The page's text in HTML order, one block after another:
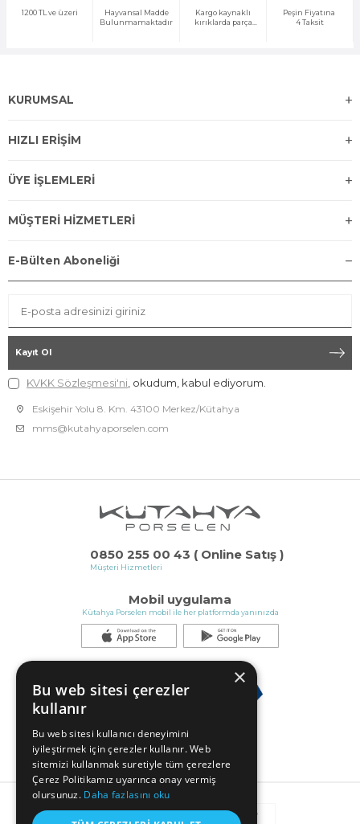
1200 TL ve üzeri
Hayvansal Madde
Bulunmamaktadır
Kargo kaynaklı
kırıklarda parça
Peşin Fiyatına
4 Taksit
0850 255 00 43 ( Online Satış )
Müşteri Hizmetleri
Mobil uygulama
Kütahya Porselen mobil ile her platformda yanınızda
KURUMSAL
HIZLI ERİŞİM
ÜYE İŞLEMLERİ
MÜŞTERİ HİZMETLERİ
E-Bülten Aboneliği
Kayıt Ol
KVKK Sözleşmesi'ni , okudum, kabul ediyorum.
Eskişehir Yolu 8. Km. 43100 Merkez/Kütahya
mms@kutahyaporselen.com
×
Bu web sitesi çerezler
kullanır
Bu web sitesi kullanıcı deneyimini
iyileştirmek için çerezler kullanır. Web
sitemizi kullanmak suretiyle tüm çerezlere
Çerez Politikamız uyarınca onay vermiş
olursunuz. Daha fazlasını oku